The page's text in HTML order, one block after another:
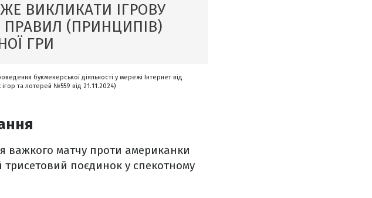
ВИКЛИКАТИ ІГРОВУ
ПРАВИЛ (ПРИНЦИПІВ)
ГРИ
букмекерської діяльності у мережі Інтернет від
та лотерей №559 від 21.11.2024)
важкого матчу проти американки
поєдинок у спекотному